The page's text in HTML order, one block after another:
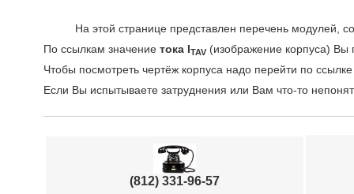
На этой странице представлен перечень модулей,
По ссылкам значение тока ITAV (изображение корпуса)
Чтобы посмотреть чертёж корпуса надо перейти по ссылке
Если Вы испытываете затруднения или Вам что-то
(812) 331-96-57